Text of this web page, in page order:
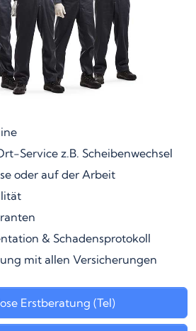
Service z.B. Scheibenwechsel
oder auf der Arbeit
& Schadensprotokoll
mit allen Versicherungen
Erstberatung (Tel)